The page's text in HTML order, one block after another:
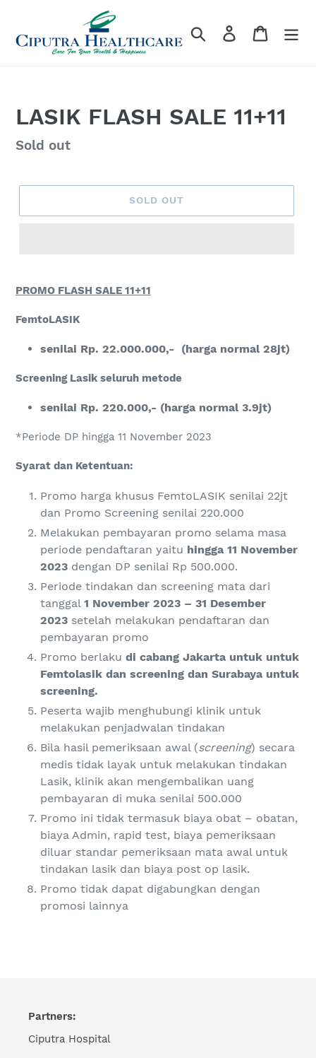
content
Search Log in Cart
LASIK FLASH SALE 11+11
Regular
Sold out
SOLD OUT
PROMO FLASH SALE 11+11
FemtoLASIK
senilai Rp. 22.000.000,- (harga normal 28jt)
Screening Lasik seluruh metode
senilai Rp. 220.000,- (harga normal 3.9jt)
*Periode DP hingga 11 November 2023
Syarat dan Ketentuan:
Promo harga khusus FemtoLASIK senilai 22jt
dan Promo Screening senilai 220.000
Melakukan pembayaran promo selama masa
periode pendaftaran yaitu hingga 11 November
2023 dengan DP senilai Rp 500.000.
Periode tindakan dan screening mata dari
tanggal 1 November 2023 – 31 Desember
2023 setelah melakukan pendaftaran dan
pembayaran promo
Promo berlaku di cabang Jakarta untuk untuk
Femtolasik dan screening dan Surabaya untuk
screening.
Peserta wajib menghubungi klinik untuk
melakukan penjadwalan tindakan
Bila hasil pemeriksaan awal (screening) secara
medis tidak layak untuk melakukan tindakan
Lasik, klinik akan mengembalikan uang
pembayaran di muka senilai 500.000
Promo ini tidak termasuk biaya obat – obatan,
biaya Admin, rapid test, biaya pemeriksaan
diluar standar pemeriksaan mata awal untuk
tindakan lasik dan biaya post op lasik.
Promo tidak dapat digabungkan dengan
promosi lainnya
Partners:
Ciputra Hospital